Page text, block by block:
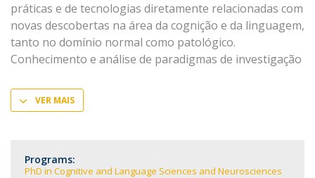
práticas e de tecnologias diretamente relacionadas com
novas descobertas na área da cognição e da linguagem,
tanto no domínio normal como patológico.
Conhecimento e análise de paradigmas de investigação
VER MAIS
Programs:
PhD in Cognitive and Language Sciences and Neurosciences